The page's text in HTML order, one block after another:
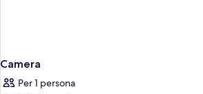
Camera
Per 1 persona